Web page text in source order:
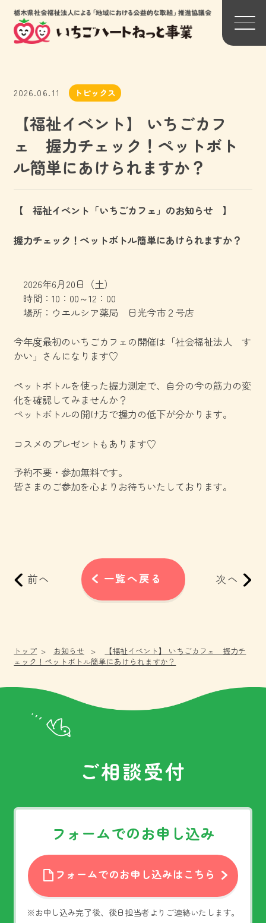
背景色変更
トップページ
わたしたちについて
おこまり福祉相談
ご相談施設一覧
相談内容例一覧
福祉SOSゲーム
資料ダウンロード
関連団体リンク一覧
参加法人一覧
お問い合わせ
2026.06.11 トピックス
【福祉イベント】 いちごカフ
ェ 握力チェック！ペットボト
ル簡単にあけられますか？
【 福祉イベント「いちごカフェ」のお知らせ 】
握力チェック！ペットボトル簡単にあけられますか？
2026年6月20日（土）
時間：10：00～12：00
場所：ウエルシア薬局 日光今市２号店
今年度最初のいちごカフェの開催は「社会福祉法人 す
かい」さんになります♡
ペットボトルを使った握力測定で、自分の今の筋力の変
化を確認してみませんか？
ペットボトルの開け方で握力の低下が分かります。
コスメのプレゼントもあります♡
予約不要・参加無料です。
皆さまのご参加を心よりお待ちいたしております。
前へ 一覧へ戻る 次へ
トップ お知らせ
【福祉イベント】 いちごカフェ 握力チ
ェック！ペットボトル簡単にあけられますか？
ご相談受付
フォームでのお申し込み
フォームでのお申し込みはこちら
※お申し込み完了後、後日担当者よりご連絡いたします。